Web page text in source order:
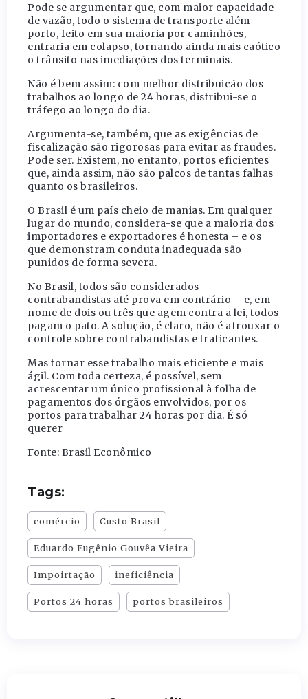
Pode se argumentar que, com maior capacidade
de vazão, todo o sistema de transporte além
porto, feito em sua maioria por caminhões,
entraria em colapso, tornando ainda mais caótico
o trânsito nas imediações dos terminais.
Não é bem assim: com melhor distribuição dos
trabalhos ao longo de 24 horas, distribui-se o
tráfego ao longo do dia.
Argumenta-se, também, que as exigências de
fiscalização são rigorosas para evitar as fraudes.
Pode ser. Existem, no entanto, portos eficientes
que, ainda assim, não são palcos de tantas falhas
quanto os brasileiros.
O Brasil é um país cheio de manias. Em qualquer
lugar do mundo, considera-se que a maioria dos
importadores e exportadores é honesta – e os
que demonstram conduta inadequada são
punidos de forma severa.
No Brasil, todos são considerados
contrabandistas até prova em contrário – e, em
nome de dois ou três que agem contra a lei, todos
pagam o pato. A solução, é claro, não é afrouxar o
controle sobre contrabandistas e traficantes.
Mas tornar esse trabalho mais eficiente e mais
ágil. Com toda certeza, é possível, sem
acrescentar um único profissional à folha de
pagamentos dos órgãos envolvidos, por os
portos para trabalhar 24 horas por dia. É só
querer
Fonte: Brasil Econômico
Tags:
comércio Custo Brasil
Eduardo Eugênio Gouvêa Vieira
Impoirtação ineficiência
Portos 24 horas portos brasileiros